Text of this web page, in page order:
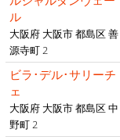
ル
大阪府 大阪市 都島区 善
源寺町 2
ビラ･デル･サリーチ
ェ
大阪府 大阪市 都島区 中
野町 2